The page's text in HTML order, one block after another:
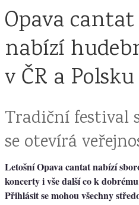
Opava
nabízí
v ČR a Polsku
Tradiční festival
se otevírá
Letošní Opava cantat nabízí
koncerty i vše další co k
Přihlásit se mohou všechny